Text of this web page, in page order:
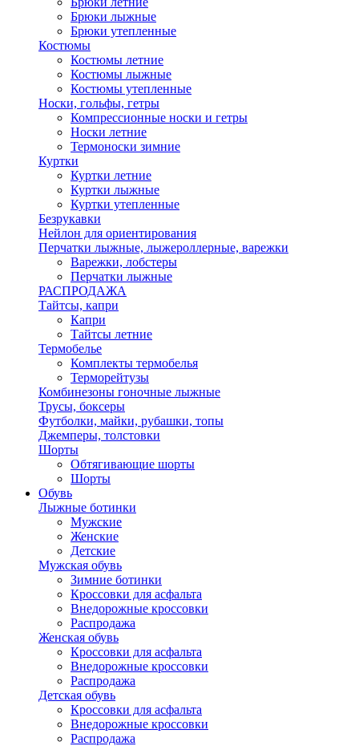
Брюки лыжные
Брюки утепленные
Костюмы
Костюмы летние
Костюмы лыжные
Костюмы утепленные
Носки, гольфы, гетры
Компрессионные носки и гетры
Носки летние
Термоноски зимние
Куртки
Куртки летние
Куртки лыжные
Куртки утепленные
Безрукавки
Нейлон для ориентирования
Перчатки лыжные, лыжероллерные, варежки
Варежки, лобстеры
Перчатки лыжные
РАСПРОДАЖА
Тайтсы, капри
Капри
Тайтсы летние
Термобелье
Комплекты термобелья
Терморейтузы
Комбинезоны гоночные лыжные
Трусы, боксеры
Футболки, майки, рубашки, топы
Джемперы, толстовки
Шорты
Обтягивающие шорты
Шорты
Обувь
Лыжные ботинки
Мужские
Женские
Детские
Мужская обувь
Зимние ботинки
Кроссовки для асфальта
Внедорожные кроссовки
Распродажа
Женская обувь
Кроссовки для асфальта
Внедорожные кроссовки
Распродажа
Детская обувь
Кроссовки для асфальта
Внедорожные кроссовки
Распродажа